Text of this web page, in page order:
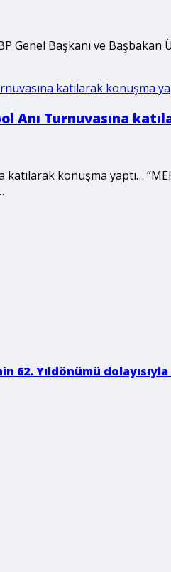
Başkanı ve Başbakan
Anı Turnuvasına
konuşma yaptı…
62. Yıldönümü